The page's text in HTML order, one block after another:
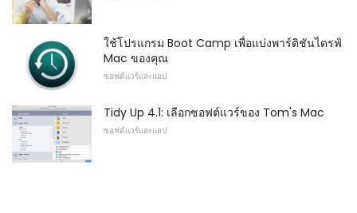
ใช้โปรแกรม Boot Camp เพื่อแบ่งพาร์ติชันไดรฟ์
Mac ของคุณ
ซอฟต์แวร์และแอป
Tidy Up 4.1: เลือกซอฟต์แวร์ของ Tom's Mac
ซอฟต์แวร์และแอป